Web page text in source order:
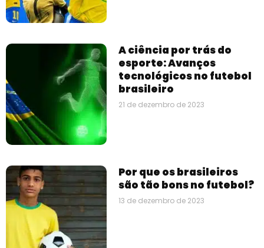
A ciência por trás do
esporte: Avanços
tecnológicos no futebol
brasileiro
21 de dezembro de 2023
Por que os brasileiros
são tão bons no futebol?
13 de dezembro de 2023